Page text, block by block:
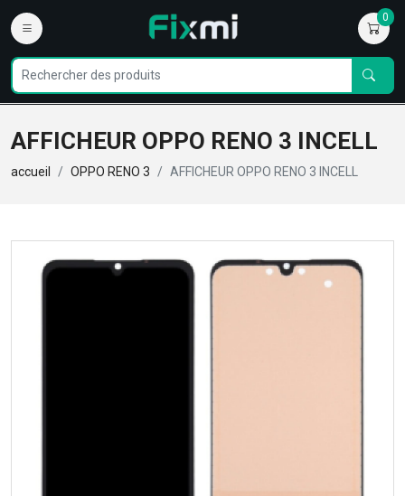
0
AFFICHEUR OPPO RENO 3 INCELL
accueil OPPO RENO 3 AFFICHEUR OPPO RENO 3 INCELL